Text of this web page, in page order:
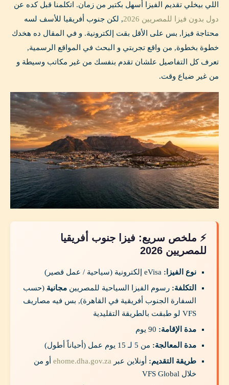
اللي بيخلي تقديم الفيزا أسهل بكتير من زمان. اتكلمنا قبل كده عن
دول بدون فيزا للمصريين 2026
, لكن جنوب أفريقيا للأسف لسه
محتاجة فيزا, بس على الأقل بقت إلكترونية. و في المقال ده هخدك
خطوة بخطوة, من واقع تجربتي و البحث في المواقع الرسمية,
تعرف كل التفاصيل علشان تقدم بنفسك من غير مكاتب وسيطة و
من غير ضياع وقت.
⚡ ملخص سريع: فيزا جنوب أفريقيا
للمصريين 2026
نوع الفيزا:
التكلفة: رسوم الفيزا السياحية للمصريين مجانية (حسب
السفارة الجنوب أفريقية في القاهرة), بس فيه مصاريف
VFS لو طبقت بالطريقة التقليدية
مدة الإقامة:
مدة المعالجة: من 5 لـ 15 يوم عمل (أحياناً أطول)
طريقة التقديم: أونلاين عبر ehome.dha.gov.za أو من
خلال VFS Global